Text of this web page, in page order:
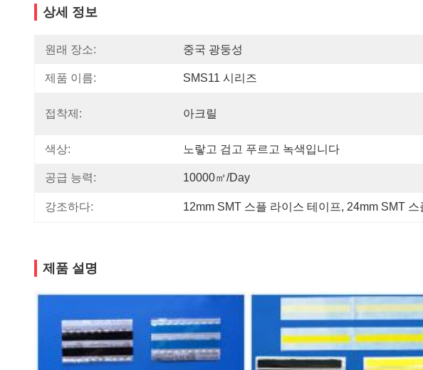
상세 정보
원래 장소: 중국 광둥성
제품 이름: SMS11 시리즈
접착제: 아크릴
색상: 노랗고 검고 푸르고 녹색입니다
공급 능력: 10000㎡/day
강조하다: 12mm SMT 스플 라이스 테이프, 24mm SMT 스
제품 설명